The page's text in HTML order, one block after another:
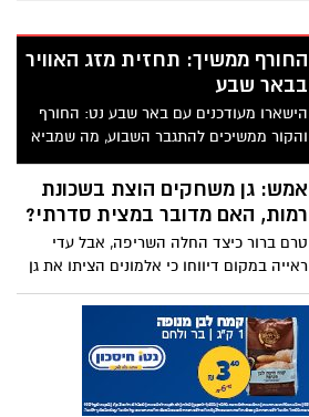
החורף ממשיך: תחזית מזג האוויר
בבאר שבע
הישארו מעודכנים עם באר שבע נט: החורף
והקור ממשיכים להתגבר השבוע, מה שמביא
אותנו למסג אוויר חורפי במיוחד. בתחילת
השבוע (ראשון-שני) צפוי גשם משמעותי,
בעיקר אחה"ה. בהמשך השבוע הגשם ייפסק
והשמש תצא, אבל ימשיך להיות קר ובלילות
אף לרדת מתחת ל10 מעלות.
אמש: גן משחקים הוצת בשכונת
רמות, האם מדובר במצית סדרתי?
טרם ברור כיצד החלה השריפה, אבל עדי
ראייה במקום דיווחו כי אלמונים הציתו את גן
המשחקים ברחוב משה קהירי. לפני מספר
ימים הוצת גם רכב בשכונה. האם יש קשר בין
האירועים?